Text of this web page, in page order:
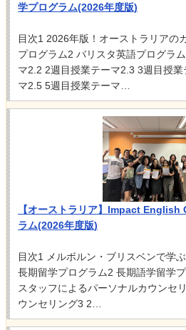
学プログラム(2026年度版)
目次1 2026年版！オーストラリアの
プログラム2 バリスタ英語プログラ
マ2.2 2週目授業テーマ2.3 3週目授
マ2.5 5週目授業テーマ…
【オーストラリア】Impact English
ラム(2026年度版)
目次1 メルボルン・ブリスベンで学
長期留学プログラム2 長期語学留学
スタッフによるパーソナルカウンセ
ウンセリング3 2…